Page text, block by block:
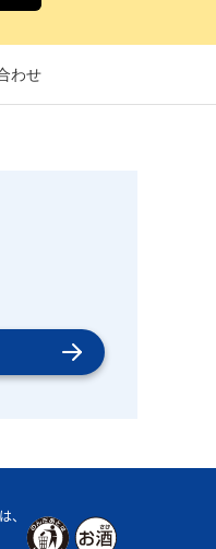
わせ